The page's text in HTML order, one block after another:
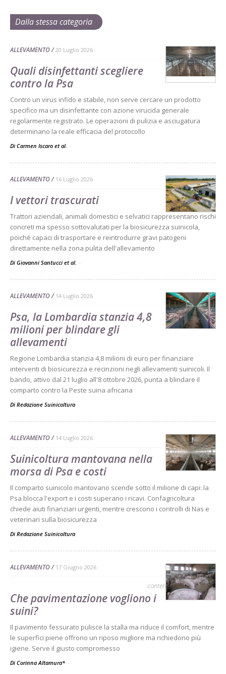
Dalla stessa categoria
ALLEVAMENTO 20 Luglio 2026
Quali disinfettanti scegliere
contro la Psa
Contro un virus infido e stabile, non serve cercare un prodotto
specifico ma un disinfettante con azione virucida generale
regolarmente registrato. Le operazioni di pulizia e asciugatura
determinano la reale efficacia del protocollo
Di Carmen Iscaro et al. -
ALLEVAMENTO 16 Luglio 2026
I vettori trascurati
Trattori aziendali, animali domestici e selvatici rappresentano rischi
concreti ma spesso sottovalutati per la biosicurezza suinicola,
poiché capaci di trasportare e reintrodurre gravi patogeni
direttamente nella zona pulita dell'allevamento
Di Giovanni Santucci et al. -
ALLEVAMENTO 14 Luglio 2026
Psa, la Lombardia stanzia 4,8
milioni per blindare gli
allevamenti
Regione Lombardia stanzia 4,8 milioni di euro per finanziare
interventi di biosicurezza e recinzioni negli allevamenti suinicoli. Il
bando, attivo dal 21 luglio all'8 ottobre 2026, punta a blindare il
comparto contro la Peste suina africana
Di Redazione Suinicoltura -
ALLEVAMENTO 14 Luglio 2026
Suinicoltura mantovana nella
morsa di Psa e costi
Il comparto suinicolo mantovano scende sotto il milione di capi: la
Psa blocca l'export e i costi superano i ricavi. Confagricoltura
chiede aiuti finanziari urgenti, mentre crescono i controlli di Nas e
veterinari sulla biosicurezza
Di Redazione Suinicoltura
ALLEVAMENTO 17 Giugno 2026
contenuto sponsorizzato
Che pavimentazione vogliono i
suini?
Il pavimento fessurato pulisce la stalla ma riduce il comfort, mentre
le superfici piene offrono un riposo migliore ma richiedono più
igiene. Serve il giusto compromesso
Di Corinna Altamura* -